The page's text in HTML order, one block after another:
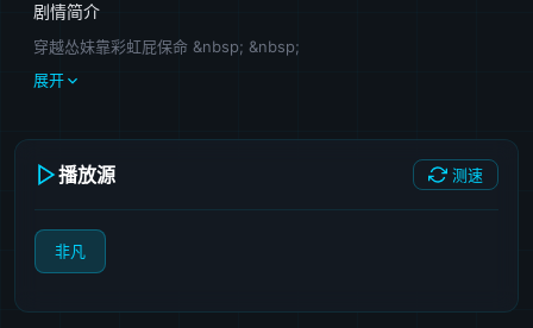
剧情简介
穿越怂妹靠彩虹屁保命 &nbsp; &nbsp;
展开
播放源 测速
非凡